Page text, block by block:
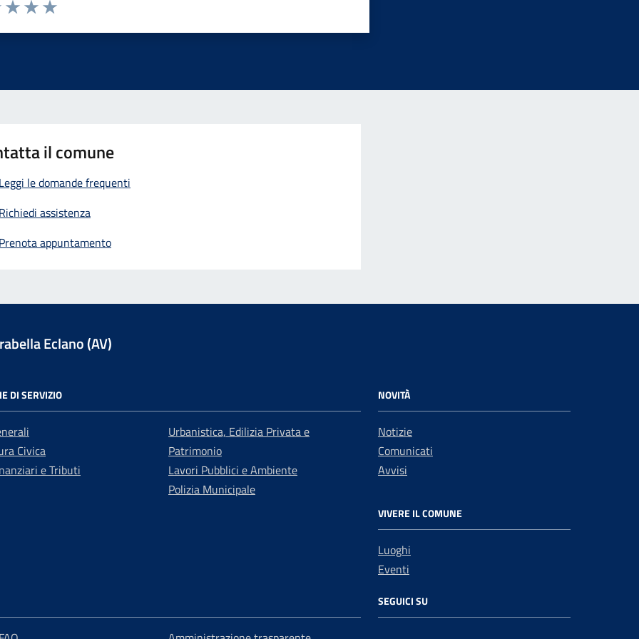
il comune
Leggi le domande frequenti
Richiedi assistenza
Prenota appuntamento
Eclano (AV)
DI SERVIZIO
Civica
e Tributi
Urbanistica, Edilizia Privata e
Patrimonio
Lavori Pubblici e Ambiente
Polizia Municipale
NOVITÀ
Notizie
Comunicati
Avvisi
VIVERE IL COMUNE
Luoghi
Eventi
SEGUICI SU